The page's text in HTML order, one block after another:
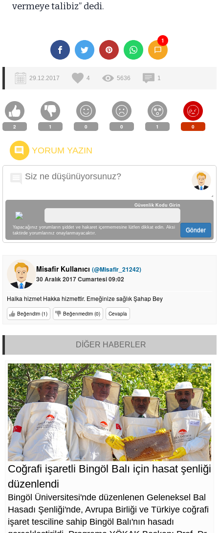
vermeye talibiz” dedi.
1
29.12.2017 4 5636 1
2 1 0 0 1 0
YORUM YAZIN
Güvenlik Kodu Girin
Yapacağınız yorumların şiddet ve hakaret içermemesine lütfen dikkat edin. Aksi
taktirde yorumlarınız onaylanmayacaktır.
Gönder
Misafir Kullanıcı (@Misafir_21242)
30 Aralık 2017 Cumartesi 09:02
Halka hizmet Hakka hizmettir. Emeğinize sağlık Şahap Bey
Beğendim (1) Beğenmedim (0) Cevapla
DİĞER HABERLER
Coğrafi işaretli Bingöl Balı için hasat şenliği
düzenlendi
Bingöl Üniversitesi'nde düzenlenen Geleneksel Bal
Hasadı Şenliği'nde, Avrupa Birliği ve Türkiye coğrafi
işaret tesciline sahip Bingöl Balı'nın hasadı